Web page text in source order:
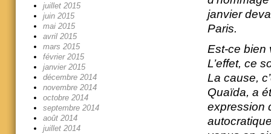
janvier
Paris.
Est-ce bien
L’effet, ce
La cause,
Quaïda, a
expression
juillet 2015
juin 2015
mai 2015
avril 2015
mars 2015
février 2015
janvier 2015
décembre 2014
novembre 2014
octobre 2014
septembre 2014
août 2014
juillet 2014